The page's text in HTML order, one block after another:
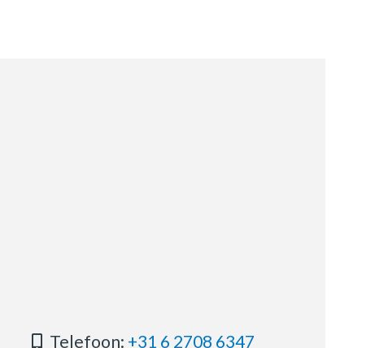
Telefoon: +31 6 2708 6347